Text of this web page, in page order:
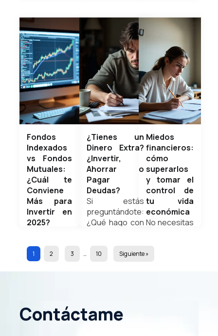
regresar sin
estrés ni
deudas.
Weldyn
Quezada
febrero 8,
2026
año trae una
oportunidad
poderosa:
reiniciar,
corregir y
avanzar. Sin
embargo, la
mayoría de
personas
inicia el
año...
Weldyn
Quezada
enero 11,
2026
La
temporada
navideña es
una de las
épocas
donde más
gastamos…
y donde
menos
control
tenemos.
Entre
regalos,
cenas,
eventos...
Weldyn
Quezada
diciembre 7,
proteger a
tu familia y
patrimonio,
una de las
preguntas
más
comunes
es:
¿Conviene
contratar...
Weldyn
Quezada
noviembre
2, 2025
Fondos
Indexados
vs Fondos
Mutuales:
¿Cuál te
Conviene
Más para
Invertir en
2025?
trata de
invertir, una
¿debería
invertir en
¿Tienes un
Dinero Extra?
¿Invertir,
Ahorrar o
Pagar
Deudas?
Si estás
preguntándote:
¿Qué hago con
¿Lo ahorro?
situación
Miedos
financieros:
cómo
superarlos
y tomar el
control de
tu vida
económica
No necesitas
para
1 2 3 … 10 Siguiente »
Contáctame